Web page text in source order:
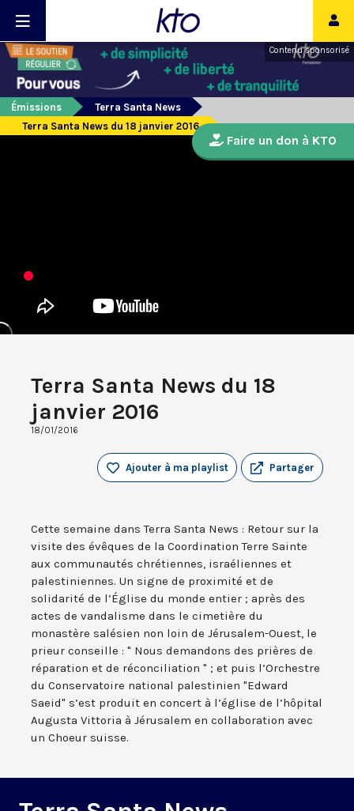
Contenu sponsorisé
Émissions
Terra Santa News
Terra Santa News du 18 janvier 2016
Terra Santa News du 18
janvier 2016
18/01/2016
Partager
Ajouter à ma playlist
Cette semaine dans Terra Santa News : Retour sur la
visite des évêques de la Coordination Terre Sainte
aux communautés chrétiennes, israéliennes et
palestiniennes. Un signe de proximité et de
solidarité de l’Église du monde entier ; après des
actes de vandalisme dans le cimetière du
monastère salésien non loin de Jérusalem-Ouest, le
prieur conseille : " Nous demandons des prières de
réparation et de réconciliation " ; et puis l’Orchestre
du Conservatoire national palestinien "Edward
Saeid" s’est produit en concert à l’église de l’hôpital
Augusta Vittoria à Jérusalem en collaboration avec
un Choeur suisse.
Faire un don à KTO